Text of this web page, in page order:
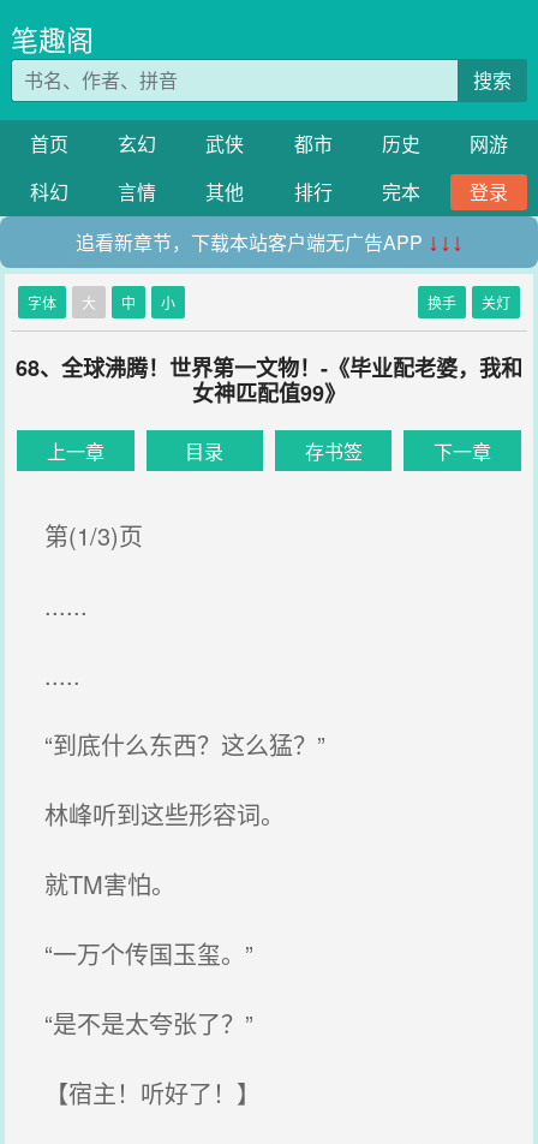
笔趣阁
搜索
首页 玄幻 武侠 都市 历史
网游
科幻
言情 其他 排行 完本
登录
追看新章节，下载本站客户端无广告APP ↓↓↓
字体 大 中 小 换手 关灯
68、全球沸腾！世界第一文物！-《毕业配老婆，我和
女神匹配值99》
上一章 目录 存书签 下一章
第(1/3)页
......
.....
“到底什么东西？这么猛？”
林峰听到这些形容词。
就TM害怕。
“一万个传国玉玺。”
“是不是太夸张了？”
【宿主！听好了！】